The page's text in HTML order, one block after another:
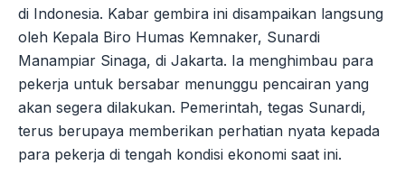
di Indonesia. Kabar gembira ini disampaikan langsung
oleh Kepala Biro Humas Kemnaker, Sunardi
Manampiar Sinaga, di Jakarta. Ia menghimbau para
pekerja untuk bersabar menunggu pencairan yang
akan segera dilakukan. Pemerintah, tegas Sunardi,
terus berupaya memberikan perhatian nyata kepada
para pekerja di tengah kondisi ekonomi saat ini.